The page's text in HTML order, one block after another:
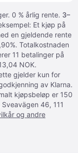
0 % årlig rente. 3–
Et kjøp på
en gjeldende rente
Totalkostnaden
11 betalinger på
NOK.
gjelder kun for
av Klarna.
kjøpsbeløp er 150
46, 111
og andre